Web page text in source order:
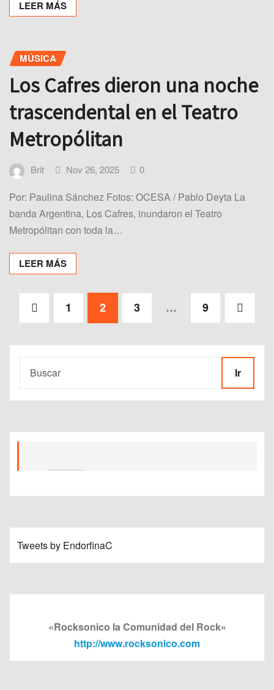
LEER MÁS
MÚSICA
Los Cafres dieron una noche
trascendental en el Teatro
Metropólitan
Brit Nov 26, 2025 0
Por: Paulina Sánchez Fotos: OCESA / Pablo Deyta La
banda Argentina, Los Cafres, inundaron el Teatro
Metropólitan con toda la…
LEER MÁS
1 2 3 … 9
Ir
Tweets by EndorfinaC
«Rocksonico la Comunidad del Rock»
http://www.rocksonico.com